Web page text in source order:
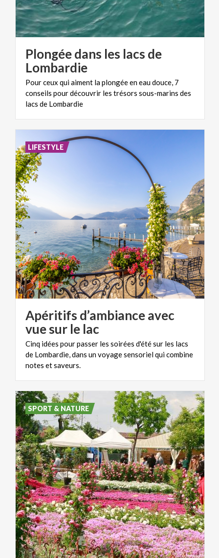
Plongée dans les lacs de
Lombardie
Pour ceux qui aiment la plongée en eau douce, 7
conseils pour découvrir les trésors sous-marins des
lacs de Lombardie
Apéritifs d’ambiance avec
vue sur le lac
Cinq idées pour passer les soirées d'été sur les lacs
de Lombardie, dans un voyage sensoriel qui combine
notes et saveurs.
LIFESTYLE
SPORT & NATURE